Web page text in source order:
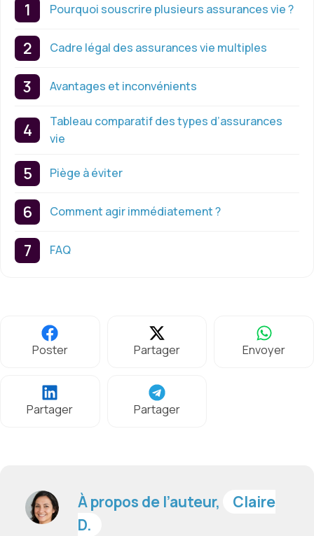
Pourquoi souscrire plusieurs assurances vie ?
Cadre légal des assurances vie multiples
Avantages et inconvénients
Tableau comparatif des types d’assurances
vie
Piège à éviter
Comment agir immédiatement ?
FAQ
Poster Partager Envoyer
Partager Partager
À propos de l’auteur,
Claire
D.